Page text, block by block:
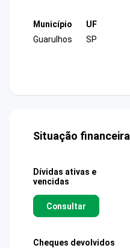
Município
Guarulhos
UF
SP
Situação financeira
Dívidas ativas e
vencidas
Consultar
Cheques devolvidos